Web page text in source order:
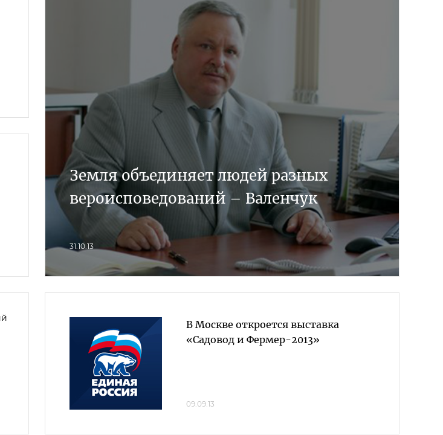
Земля объединяет людей разных
вероисповедований – Валенчук
31.10.13
В Москве откроется выставка
«Садовод и Фермер-2013»
09.09.13